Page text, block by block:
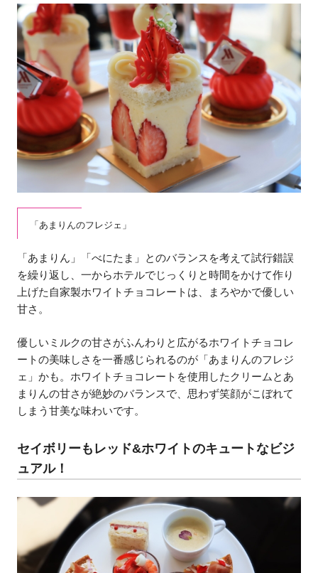
「あまりんのフレジェ」
「あまりん」「べにたま」とのバランスを考えて試行錯誤
を繰り返し、一からホテルでじっくりと時間をかけて作り
上げた自家製ホワイトチョコレートは、まろやかで優しい
甘さ。
優しいミルクの甘さがふんわりと広がるホワイトチョコレ
ートの美味しさを一番感じられるのが「あまりんのフレジ
ェ」かも。ホワイトチョコレートを使用したクリームとあ
まりんの甘さが絶妙のバランスで、思わず笑顔がこぼれて
しまう甘美な味わいです。
セイボリーもレッド&ホワイトのキュートなビジ
ュアル！